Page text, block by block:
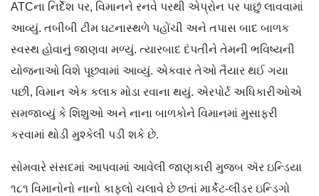
ATCના નિર્દેશ પર, વિમાનને રનવે પરથી એપ્રોન પર પાછું લાવવામાં
આવ્યું. તબીબી ટીમ ઘટનાસ્થળે પહોંચી અને તપાસ બાદ બાળક
સ્વસ્થ હોવાનું જાણવા મળ્યું. ત્યારબાદ દંપતીને તેમની ભવિષ્યની
યોજનાઓ વિશે પૂછવામાં આવ્યું. એકવાર તેઓ તૈયાર થઈ ગયા
પછી, વિમાન એક કલાક મોડા રવાના થયું. એરપોર્ટ અધિકારીઓએ
સમજાવ્યું કે શિશુઓ અને નાના બાળકોને વિમાનમાં મુસાફરી
કરવામાં થોડી મુશ્કેલી પડી શકે છે.
સોમવારે સંસદમાં આપવામાં આવેલી જાણકારી મુજબ ઍર ઇન્ડિયા
૧૮૧ વિમાનોનો નાનો કાફલો ચલાવે છે છતાં માર્કેટ-લીડર ઇન્ડિગો